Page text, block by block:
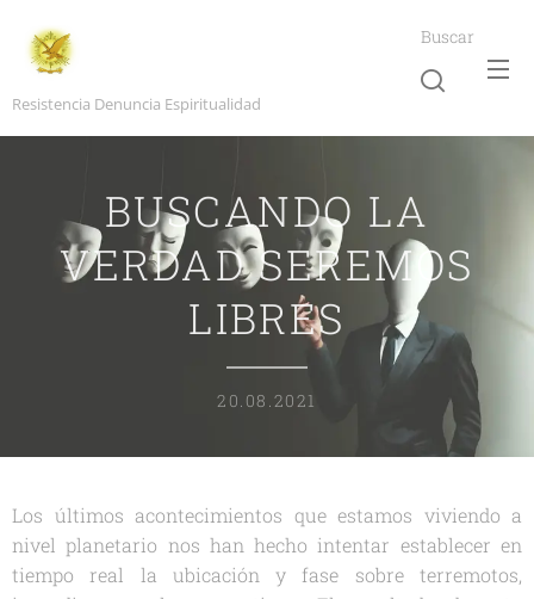
Resistencia Denuncia Espiritualidad
Buscar
BUSCANDO LA
VERDAD SEREMOS
LIBRES
20.08.2021
Los últimos acontecimientos que estamos viviendo a
nivel planetario nos han hecho intentar establecer en
tiempo real la ubicación y fase sobre terremotos,